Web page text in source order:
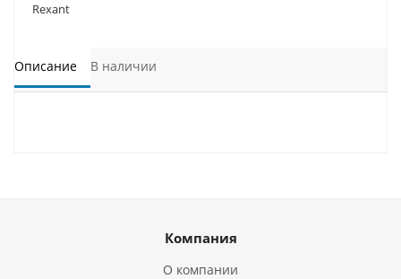
Rexant
Описание В наличии
Компания
О компании